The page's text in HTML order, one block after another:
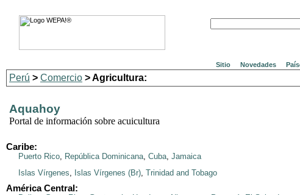
Sitio Novedades
Perú > Comercio > Agricultura:
Aquahoy
Portal de información sobre acuicultura
Caribe:
Puerto Rico, República Dominicana, Cuba, Jamaica
Islas Vírgenes, Islas Vírgenes (Br), Trinidad and Tobago
América Central: